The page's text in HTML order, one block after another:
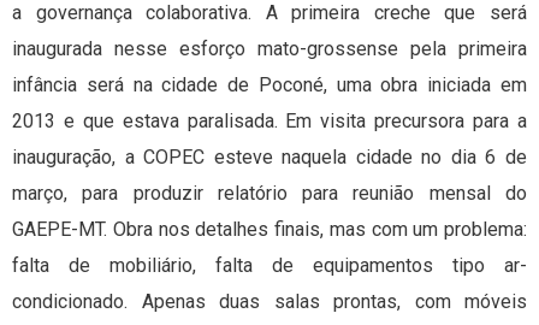
a governança colaborativa. A primeira creche que será
inaugurada nesse esforço mato-grossense pela primeira
infância será na cidade de Poconé, uma obra iniciada em
2013 e que estava paralisada. Em visita precursora para a
inauguração, a COPEC esteve naquela cidade no dia 6 de
março, para produzir relatório para reunião mensal do
GAEPE-MT. Obra nos detalhes finais, mas com um problema:
falta de mobiliário, falta de equipamentos tipo ar-
condicionado. Apenas duas salas prontas, com móveis